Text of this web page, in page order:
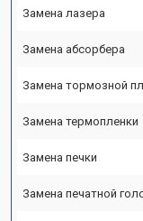
Замена лазера
Замена абсорбера
Замена тормозной
Замена термопленки
Замена печки
Замена печатной